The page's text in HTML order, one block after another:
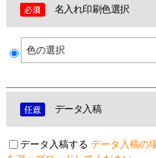
名入れ印刷色選択
色の選択
データ入稿
データ入稿する データ入稿の